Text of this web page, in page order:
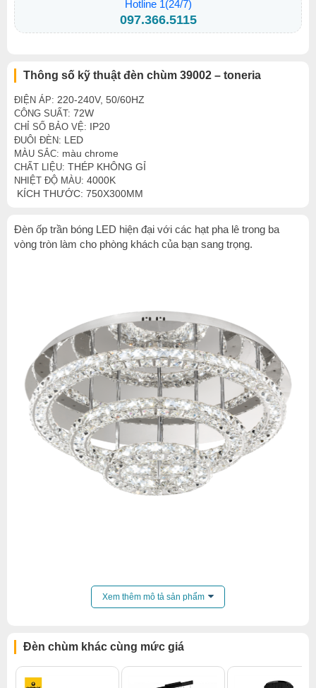
Hotline 1(24/7)
097.366.5115
Thông số kỹ thuật đèn chùm 39002 – toneria
ĐIỆN ÁP: 220-240V, 50/60HZ
CÔNG SUẤT: 72W
CHỈ SỐ BẢO VỆ: IP20
ĐUÔI ĐÈN: LED
MÀU SẮC: màu chrome
CHẤT LIỆU: THÉP KHÔNG GỈ
NHIỆT ĐỘ MÀU: 4000K
KÍCH THƯỚC: 750X300MM
Đèn ốp trần bóng LED hiện đại với các hạt pha lê trong ba
vòng tròn làm cho phòng khách của bạn sang trọng.
Click để xem thêm chiết khấu, quà tặng và khuyến mãi của
Xem thêm mô tả sản phẩm
Đèn chùm khác cùng mức giá